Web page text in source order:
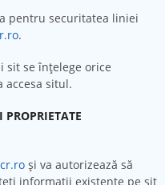
pentru securitatea liniei
.
sit se înţelege orice
accesa situl.
și va autorizează să
informații existente pe sit